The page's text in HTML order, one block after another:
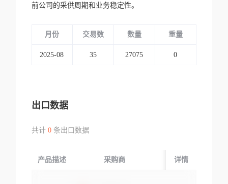
前公司的采供周期和业务稳定性。
月份 交易数 数量 重量
2025-08 35 27075 0
出口数据
共计 0条出口数据
产品描述 采购商 起运国/地区
详情